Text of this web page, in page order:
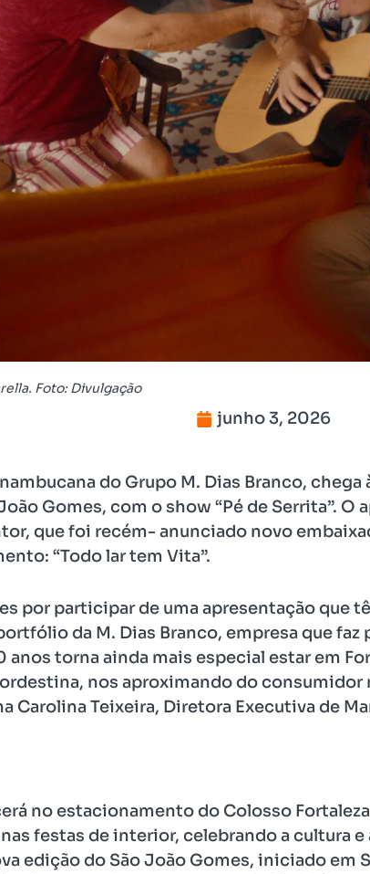
Foto: Divulgação
junho 3, 2026
do Grupo M. Dias Branco,
Gomes, com o show “Pé de Serrita”. O
que foi recém- anunciado novo
“Todo lar tem Vita”.
por participar de uma apresentação que
da M. Dias Branco, empresa que faz
anos torna ainda mais especial estar em
nos aproximando do consumidor
Carolina Teixeira, Diretora Executiva de
no estacionamento do Colosso
festas de interior, celebrando a cultura
edição do São João Gomes, iniciado em